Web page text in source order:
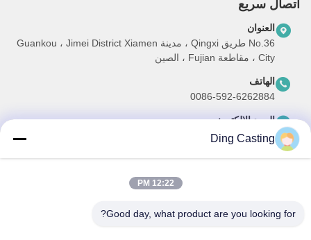
اتصال سريع
العنوان
No.36 طريق Qingxi ، مدينة Guankou ، Jimei District Xiamen
City ، مقاطعة Fujian ، الصين
الهاتف
0086-592-6262884
البريد الإلكتروني
dzivy@idzxm.cn
اشترك في نشرتنا الإخبارية للحصول على خصومات وأكثر.
Ding Casting
12:22 PM
Good day, what product are you looking for?